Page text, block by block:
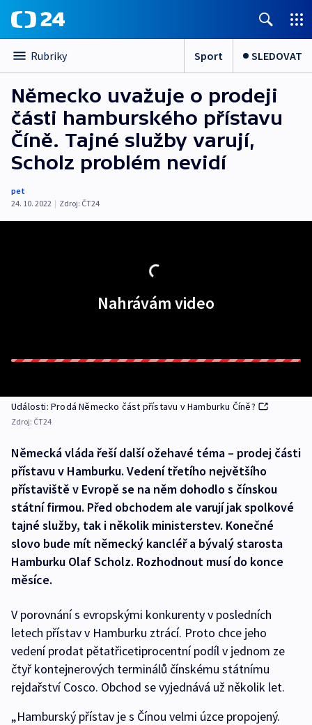
Rubriky Sport SLEDOVAT
Německo uvažuje o prodeji
části hamburského přístavu
Číně. Tajné služby varují,
Scholz problém nevidí
pet
24. 10. 2022 | Zdroj: ČT24
Nahrávám video
Události: Prodá Německo část přístavu v Hamburku Číně?
Zdroj: ČT24
Německá vláda řeší další ožehavé téma – prodej části
přístavu v Hamburku. Vedení třetího největšího
přístaviště v Evropě se na něm dohodlo s čínskou
státní firmou. Před obchodem ale varují jak spolkové
tajné služby, tak i několik ministerstev. Konečné
slovo bude mít německý kancléř a bývalý starosta
Hamburku Olaf Scholz. Rozhodnout musí do konce
měsíce.
V porovnání s evropskými konkurenty v posledních
letech přístav v Hamburku ztrácí. Proto chce jeho
vedení prodat pětatřicetiprocentní podíl v jednom ze
čtyř kontejnerových terminálů čínskému státnímu
rejdařství Cosco. Obchod se vyjednává už několik let.
„Hamburský přístav je s Čínou velmi úzce propojený.